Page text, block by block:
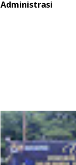
Administrasi